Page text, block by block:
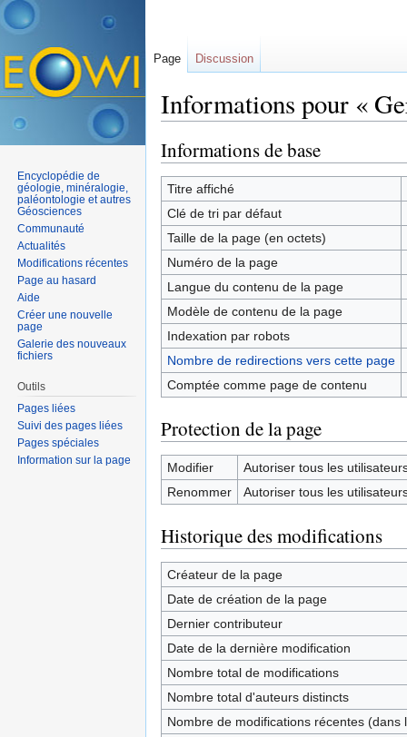
Informations pour «
Informations de base
Titre affiché
Clé de tri par défaut
Taille de la page (en octets)
Numéro de la page
Langue du contenu de la page
Modèle de contenu de la page
Indexation par robots
Nombre de redirections vers cette page
Comptée comme page de contenu
Protection de la page
Modifier
Autoriser tous les
Renommer
Autoriser tous les
Historique des modifications
Créateur de la page
Date de création de la page
Dernier contributeur
Date de la dernière modification
Nombre total de modifications
Nombre total d'auteurs distincts
Nombre de modifications récentes (dans
Page Discussion
Encyclopédie de
géologie, minéralogie,
paléontologie et autres
Géosciences
Communauté
Actualités
Modifications récentes
Page au hasard
Aide
Créer une nouvelle
page
Galerie des nouveaux
fichiers
Outils
Pages liées
Suivi des pages liées
Pages spéciales
Information sur la page